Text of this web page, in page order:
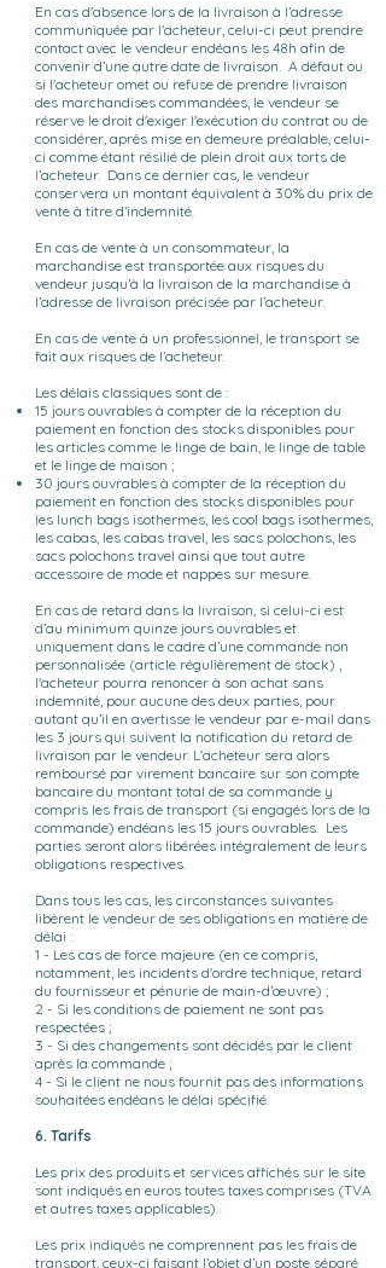
En cas d'absence lors de la livraison à l’adresse
communiquée par l’acheteur, celui-ci peut prendre
contact avec le vendeur endéans les 48h afin de
convenir d’une autre date de livraison. A défaut ou
si l'acheteur omet ou refuse de prendre livraison
des marchandises commandées, le vendeur se
réserve le droit d'exiger l'exécution du contrat ou de
considérer, après mise en demeure préalable, celui-
ci comme étant résilié de plein droit aux torts de
l’acheteur. Dans ce dernier cas, le vendeur
conservera un montant équivalent à 30% du prix de
vente à titre d’indemnité.
En cas de vente à un consommateur, la
marchandise est transportée aux risques du
vendeur jusqu’à la livraison de la marchandise à
l’adresse de livraison précisée par l’acheteur.
En cas de vente à un professionnel, le transport se
fait aux risques de l’acheteur.
Les délais classiques sont de :
15 jours ouvrables à compter de la réception du
paiement en fonction des stocks disponibles pour
les articles comme le linge de bain, le linge de table
et le linge de maison ;
30 jours ouvrables à compter de la réception du
paiement en fonction des stocks disponibles pour
les lunch bags isothermes, les cool bags isothermes,
les cabas, les cabas travel, les sacs polochons, les
sacs polochons travel ainsi que tout autre
accessoire de mode et nappes sur mesure.
En cas de retard dans la livraison, si celui-ci est
d’au minimum quinze jours ouvrables et
uniquement dans le cadre d’une commande non
personnalisée (article régulièrement de stock) ,
l'acheteur pourra renoncer à son achat sans
indemnité, pour aucune des deux parties, pour
autant qu’il en avertisse le vendeur par e-mail dans
les 3 jours qui suivent la notification du retard de
livraison par le vendeur. L'acheteur sera alors
remboursé par virement bancaire sur son compte
bancaire du montant total de sa commande y
compris les frais de transport (si engagés lors de la
commande) endéans les 15 jours ouvrables. Les
parties seront alors libérées intégralement de leurs
obligations respectives.
Dans tous les cas, les circonstances suivantes
libèrent le vendeur de ses obligations en matière de
délai :
1 - Les cas de force majeure (en ce compris,
notamment, les incidents d'ordre technique, retard
du fournisseur et pénurie de main-d’œuvre) ;
2 - Si les conditions de paiement ne sont pas
respectées ;
3 - Si des changements sont décidés par le client
après la commande ;
4 - Si le client ne nous fournit pas des informations
souhaitées endéans le délai spécifié.
6. Tarifs
Les prix des produits et services affichés sur le site
sont indiqués en euros toutes taxes comprises (TVA
et autres taxes applicables).
Les prix indiqués ne comprennent pas les frais de
transport, ceux-ci faisant l’objet d’un poste séparé